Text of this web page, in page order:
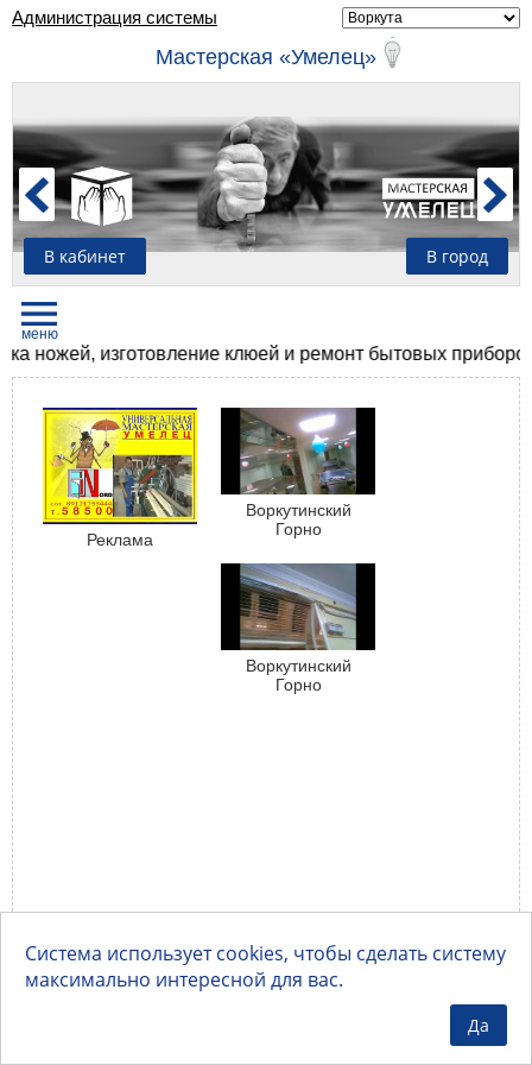
Администрация системы
Мастерская «Умелец»
В кабинет В город
ножей, изготовление клюей и ремонт бытовых приборов
Реклама
Воркутинский
Горно
Колледж -
зеркальный шкаф
компания "Умелец"
Воркутинский
Горно
Система использует cookies, чтобы сделать систему
максимально интересной для вас.
Да